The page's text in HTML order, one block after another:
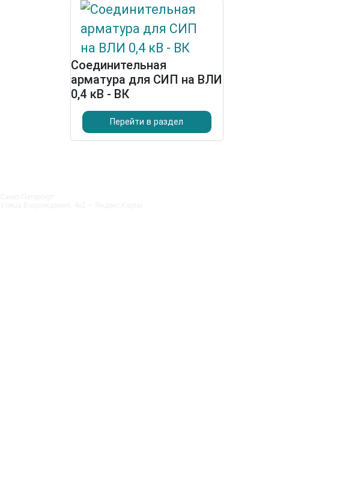
Соединительная
арматура для СИП на ВЛИ
0,4 кВ - ВК
Перейти в раздел